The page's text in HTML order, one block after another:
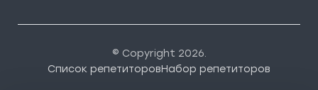
© Copyright 2026.
Список репетиторовНабор репетиторов